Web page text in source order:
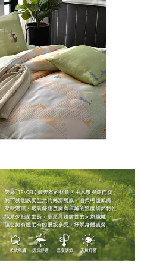
資訊註冊。若發現惡意使用之情形，
戶之使用額度並採取法律行動。